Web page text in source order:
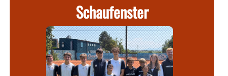
Schaufenster